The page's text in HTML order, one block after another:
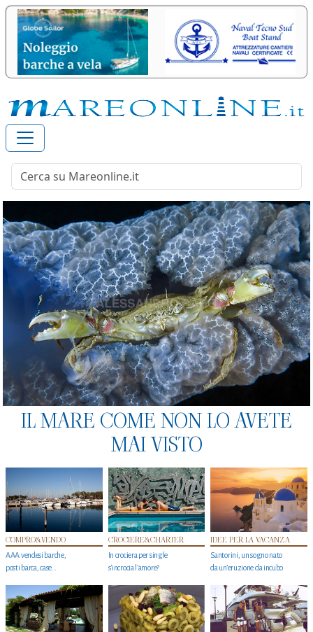
IL MARE COME NON LO AVETE
MAI VISTO
COMPRO&VENDO
AAA vendesi barche,
posti barca, case…
CROCIERE&CHARTER
In crociera per single
s'incrocia l’amore?
IDEE PER LA VACANZA
Santorini, un sogno nato
da un’eruzione da incubo